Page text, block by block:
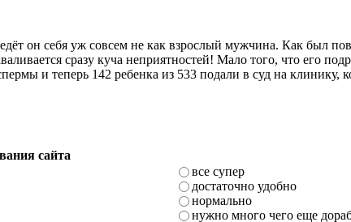
он себя уж совсем не как взрослый мужчина. Как был
сразу куча неприятностей! Мало того, что его
и теперь 142 ребенка из 533 подали в суд на клинику,
сайта
все супер
достаточно удобно
нормально
нужно много чего еще